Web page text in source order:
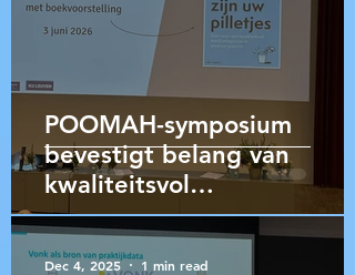
POOMAH-symposium
bevestigt belang van
kwaliteitsvol
medicatiebeleid in
woonzorgcentra
Dec 4, 2025 1 min read